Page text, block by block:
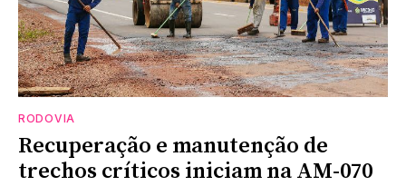
RODOVIA
Recuperação e manutenção de
trechos críticos iniciam na AM-070